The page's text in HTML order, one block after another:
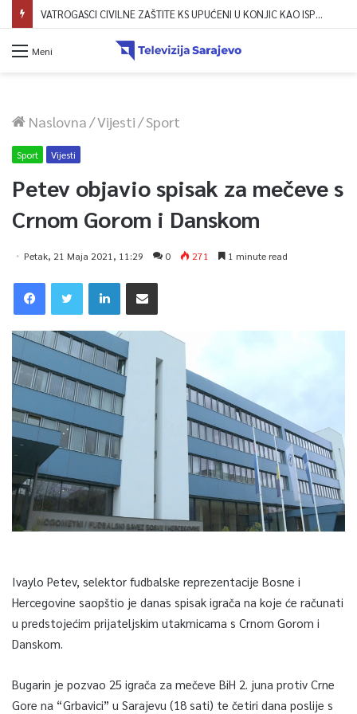
VATROGASCI CIVILNE ZAŠTITE KS UPUĆENI U KONJIC KAO ISPOMOĆ U GAŠENJU POŽARA
Meni
Naslovna/Vijesti/Sport
Sport Vijesti
Petev objavio spisak za mečeve s
Crnom Gorom i Danskom
Petak, 21 Maja 2021, 11:29 0 271 1 minute read
Ivaylo Petev, selektor fudbalske reprezentacije Bosne i
Hercegovine saopštio je danas spisak igrača na koje će računati
u predstojećim prijateljskim utakmicama s Crnom Gorom i
Danskom.
Bugarin je pozvao 25 igrača za mečeve BiH 2. juna protiv Crne
Gore na “Grbavici” u Sarajevu (18 sati) te četiri dana poslije s